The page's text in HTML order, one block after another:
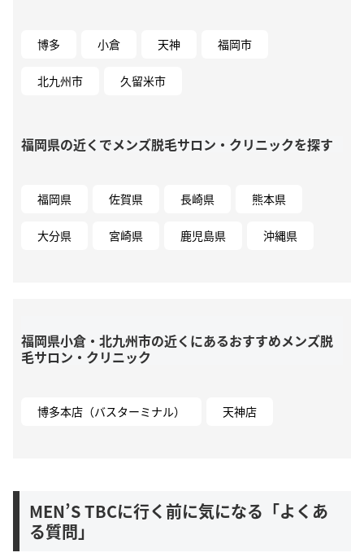
博多 小倉 天神 福岡市
北九州市 久留米市
福岡県の近くでメンズ脱毛サロン・クリニックを探す
福岡県 佐賀県 長崎県 熊本県
大分県 宮崎県 鹿児島県 沖縄県
福岡県小倉・北九州市の近くにあるおすすめメンズ脱
毛サロン・クリニック
博多本店（バスターミナル） 天神店
MEN’S TBCに行く前に気になる「よくあ
る質問」